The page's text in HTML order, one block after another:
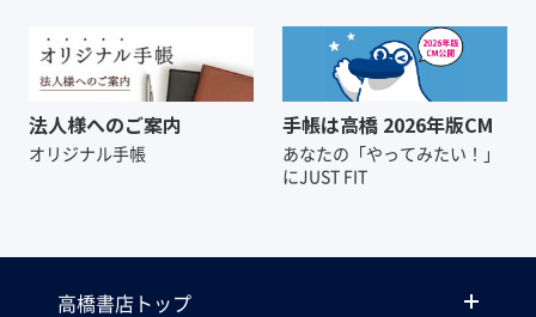
法人様へのご案内
オリジナル手帳
手帳は高橋 2026年版CM
あなたの「やってみたい！」
にJUST FIT
高橋書店トップ